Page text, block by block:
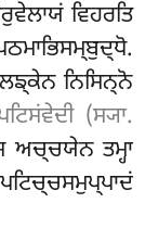
ਵਿਹਰਤਿ
ਨਿਸਿਨ੍ਨੋ
(ਸ੍ਯਾ.
ਅਚ੍ਚਯੇਨ ਤਮ੍ਹਾ
ਪਟਿਚ੍ਚਸਮੁਪ੍ਪਾਦਂ